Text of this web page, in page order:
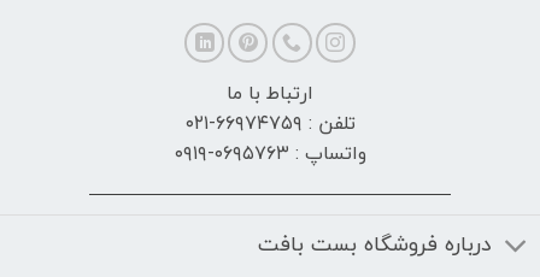
ارتباط با ما
تلفن : ۶۶۹۷۴۷۵۹-۰۲۱
واتساپ : ۰۶۹۵۷۶۳-۰۹۱۹
درباره فروشگاه بست بافت